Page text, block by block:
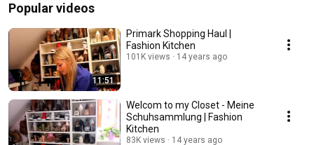
Popular videos
11:51
Primark Shopping Haul |
Fashion Kitchen
101K views 14 years ago
Welcom to my Closet - Meine
Schuhsammlung | Fashion
Kitchen
83K views 14 years ago